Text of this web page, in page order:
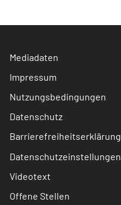
Mediadaten
Impressum
Nutzungsbedingungen
Datenschutz
Barrierefreiheitserklärung
Datenschutzeinstellungen
Videotext
Offene Stellen